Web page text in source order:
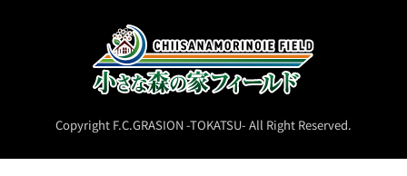
Copyright F.C.GRASION -TOKATSU- All Right Reserved.